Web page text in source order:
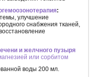
:
улучшение
снабжения тканей,
и желчного пузыря
или сорбитом
воды 200 мл.